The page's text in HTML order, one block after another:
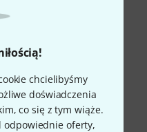
chcielibyśmy
doświadczenia
co się z tym wiąże.
odpowiednie oferty,